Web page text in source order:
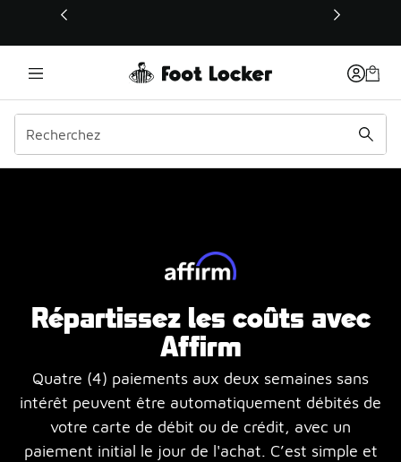
Ce lien s’ouvrira dans une nouvelle fenêtre
Répartissez les coûts avec
Affirm
Quatre (4) paiements aux deux semaines sans
intérêt peuvent être automatiquement débités de
votre carte de débit ou de crédit, avec un
paiement initial le jour de l'achat. C’est simple et